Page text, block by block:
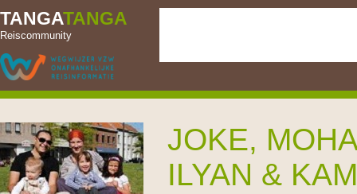
TANGATANGA
Reiscommunity
JOKE,
ILYAN &